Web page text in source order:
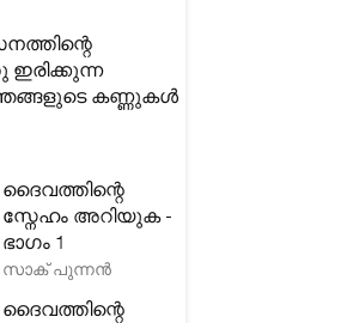
കണ്ണുകൾ
ദൈവത്തിന്റെ
സ്നേഹം അറിയുക -
ഭാഗം 1
സാക് പുന്നൻ
ദൈവത്തിന്റെ